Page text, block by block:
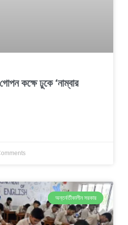
কক্ষে ঢুকে ‘নাম্বার
অন্তর্বর্তীকালীন সরকার